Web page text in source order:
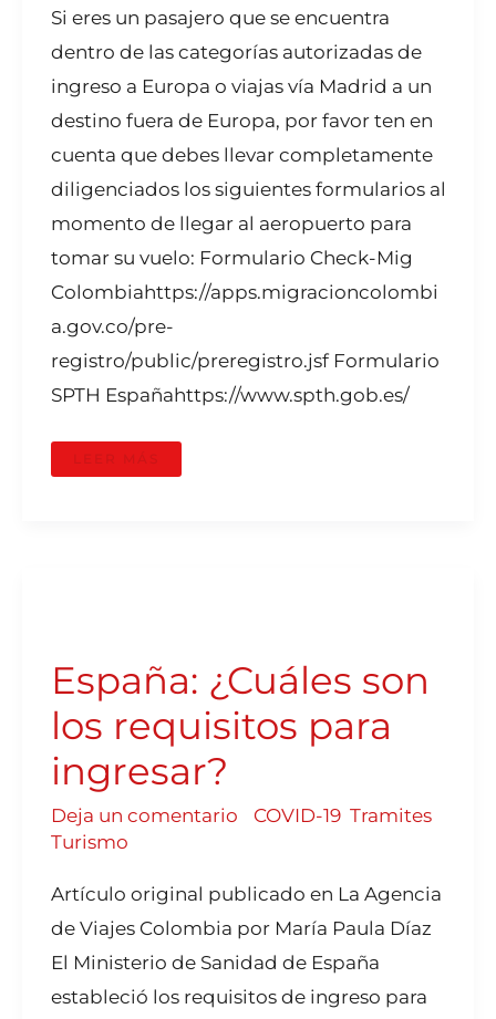
Si eres un pasajero que se encuentra
dentro de las categorías autorizadas de
ingreso a Europa o viajas vía Madrid a un
destino fuera de Europa, por favor ten en
cuenta que debes llevar completamente
diligenciados los siguientes formularios al
momento de llegar al aeropuerto para
tomar su vuelo: Formulario Check-Mig
Colombiahttps://apps.migracioncolombi
a.gov.co/pre-
registro/public/preregistro.jsf Formulario
SPTH Españahttps://www.spth.gob.es/
LEER MÁS
España: ¿Cuáles son
los requisitos para
ingresar?
Deja un comentario COVID-19, Tramites,
Turismo
Artículo original publicado en La Agencia
de Viajes Colombia por María Paula Díaz
El Ministerio de Sanidad de España
estableció los requisitos de ingreso para
PARA
INGRESAR?